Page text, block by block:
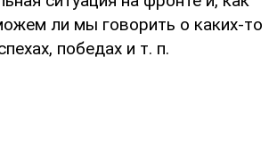
ли мы говорить о каких-то
победах и т. п.